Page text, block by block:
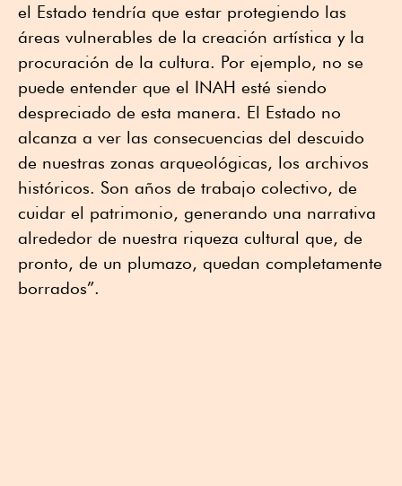
el Estado tendría que estar protegiendo las
áreas vulnerables de la creación artística y la
procuración de la cultura. Por ejemplo, no se
puede entender que el INAH esté siendo
despreciado de esta manera. El Estado no
alcanza a ver las consecuencias del descuido
de nuestras zonas arqueológicas, los archivos
históricos. Son años de trabajo colectivo, de
cuidar el patrimonio, generando una narrativa
alrededor de nuestra riqueza cultural que, de
pronto, de un plumazo, quedan completamente
borrados”.